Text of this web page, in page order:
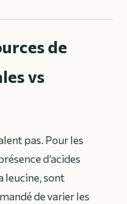
de
vs
pas. Pour les
d’acides
leucine, sont
de varier les